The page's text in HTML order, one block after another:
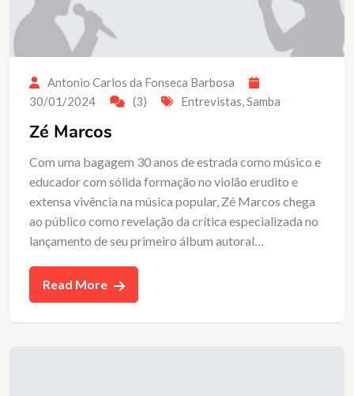
Antonio Carlos da Fonseca Barbosa
30/01/2024
(3) Entrevistas,Samba
Zé Marcos
Com uma bagagem 30 anos de estrada como músico e
educador com sólida formação no violão erudito e
extensa vivência na música popular, Zé Marcos chega
ao público como revelação da crítica especializada no
lançamento de seu primeiro álbum autoral…
Read More